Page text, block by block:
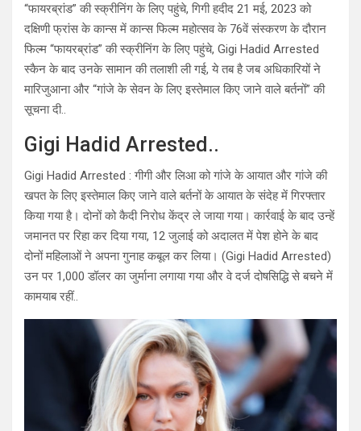
“फायरब्रांड” की स्क्रीनिंग के लिए पहुंचे, गिगी हदीद 21 मई, 2023 को
दक्षिणी फ्रांस के कान्स में कान्स फिल्म महोत्सव के 76वें संस्करण के दौरान
फिल्म “फायरब्रांड” की स्क्रीनिंग के लिए पहुंचे, Gigi Hadid Arrested
स्कैन के बाद उनके सामान की तलाशी ली गई, ये तब है जब अधिकारियों ने
मारिजुआना और “गांजे के सेवन के लिए इस्तेमाल किए जाने वाले बर्तनों” की
सूचना दी..
Gigi Hadid Arrested..
Gigi Hadid Arrested : गीगी और लिआ को गांजे के आयात और गांजे की
खपत के लिए इस्तेमाल किए जाने वाले बर्तनों के आयात के संदेह में गिरफ्तार
किया गया है। दोनों को कैदी निरोध केंद्र ले जाया गया। कार्रवाई के बाद उन्हें
जमानत पर रिहा कर दिया गया, 12 जुलाई को अदालत में पेश होने के बाद
दोनों महिलाओं ने अपना गुनाह कबूल कर लिया। (Gigi Hadid Arrested)
उन पर 1,000 डॉलर का जुर्माना लगाया गया और वे दर्ज दोषसिद्धि से बचने में
कामयाब रहीं..